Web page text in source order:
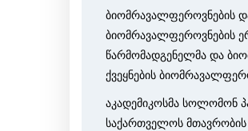
ბიომრავალფეროვნების
ბიომრავალფეროვნების
წარმომადგენელმა და
ქვეყნების
აკადემიკოსმა სოლომონ
საქართველოს მთავრობის